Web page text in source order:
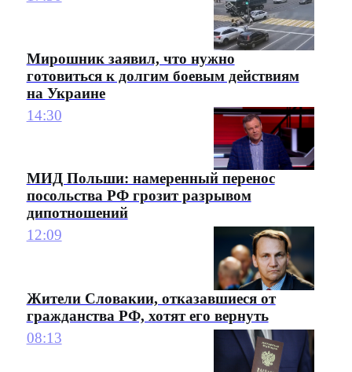
Мирошник заявил, что нужно
готовиться к долгим боевым действиям
на Украине
14:30
МИД Польши: намеренный перенос
посольства РФ грозит разрывом
дипотношений
12:09
Жители Словакии, отказавшиеся от
гражданства РФ, хотят его вернуть
08:13